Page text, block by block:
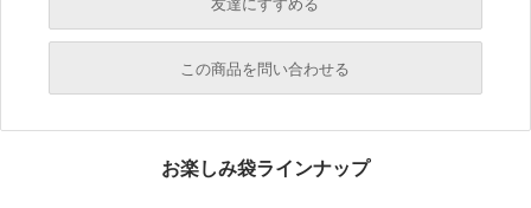
友達にすすめる
必須
この商品を問い合わせる
お楽しみ袋ラインナップ